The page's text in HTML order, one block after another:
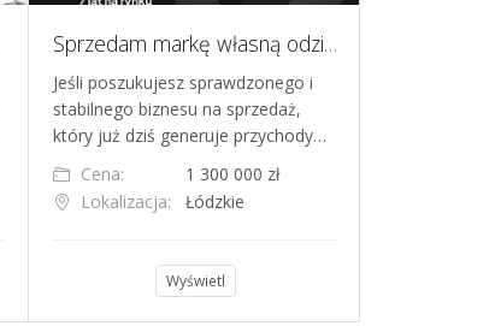
Sprzedam markę własną odzieży dziecięcej, 7 lat na rynku - biznes e-commerce
Jeśli poszukujesz sprawdzonego i
stabilnego biznesu na sprzedaż,
który już dziś generuje przychody…
Cena:
1 300 000 zł
Lokalizacja:
Łódzkie
Wyświetl